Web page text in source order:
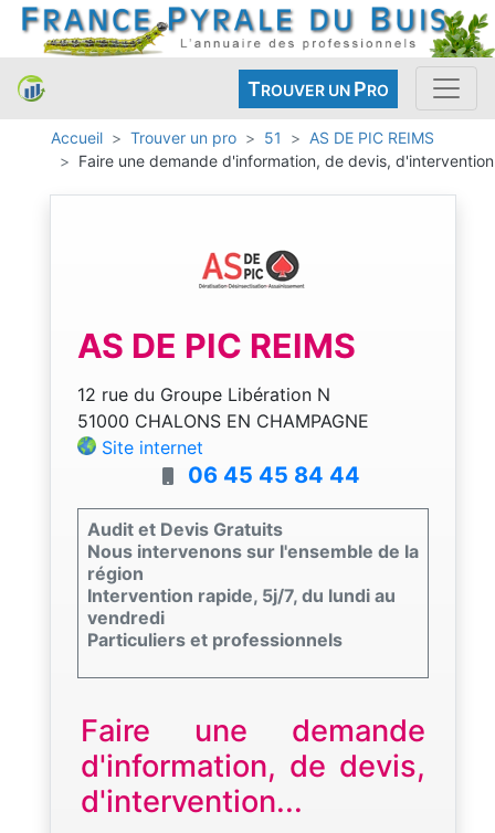
TROUVER UN PRO
Accueil Trouver un pro 51
AS DE PIC REIMS
Faire une demande d'information, de devis, d'intervention
AS DE PIC REIMS
12 rue du Groupe Libération N
51000 CHALONS EN CHAMPAGNE
Site internet
06 45 45 84 44
Audit et Devis Gratuits
Nous intervenons sur l'ensemble de la
région
Intervention rapide, 5j/7, du lundi au
vendredi
Particuliers et professionnels
Faire une demande
d'information, de devis,
d'intervention...